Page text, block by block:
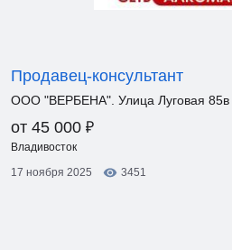
Продавец-консультант
ООО "ВЕРБЕНА". Улица Луговая 85в
от 45 000 ₽
Владивосток
17 ноября 2025
3451